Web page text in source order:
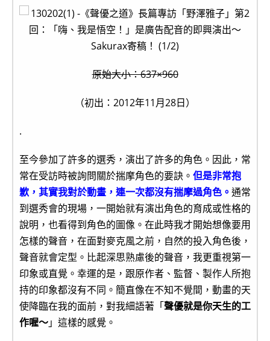
原始大小：637×960
（初出：2012年11月28日）
.
至今參加了許多的選秀，演出了許多的角色。因此，常
常在受訪時被詢問關於揣摩角色的要訣。 但是非常抱
歉，其實我對於動畫，連一次都沒有揣摩過角色。 通常
到選秀會的現場，一開始就有演出角色的育成或性格的
說明，也看得到角色的圖像。在此時我才開始想像要用
怎樣的聲音，在面對麥克風之前，自然的投入角色後，
聲音就會定型。比起深思熟慮後的聲音，我更重視第一
印象或直覺。幸運的是，跟原作者、監督、製作人所抱
持的印象都沒有不同。簡直像在不知不覺間，動畫的天
使降臨在我的面前，對我細語著「聲優就是你天生的工
作喔～」這樣的感覺。